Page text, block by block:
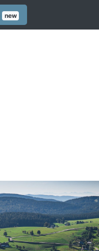
new